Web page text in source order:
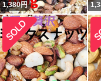
1,380円